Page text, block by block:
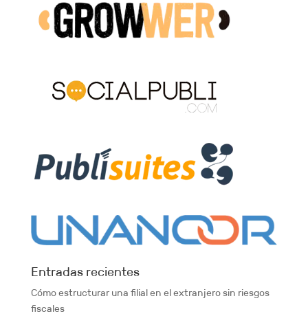
Entradas recientes
Cómo estructurar una filial en el extranjero sin riesgos
fiscales